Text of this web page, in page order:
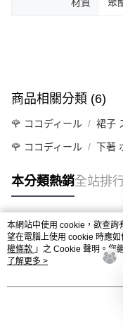
商品相關分類 (6)
🌹 ココディール 裙子
🌹 ココディール 下著
本分類熱銷全站排
熱門標籤
本網站中使用 cookie，欲查詢
望在電腦上使用 cookie 時應
權條款 」之 Cookie 聲明。您
用條款之 Cookie 聲明使用
了解更多 >